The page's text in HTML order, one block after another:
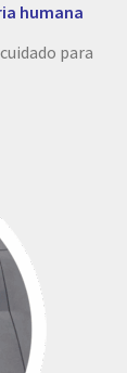
humana
para